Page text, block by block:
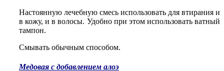
Настоянную лечебную смесь использовать для втирания и
в кожу, и в волосы. Удобно при этом использовать ватный
тампон.
Смывать обычным способом.
Медовая с добавлением алоэ